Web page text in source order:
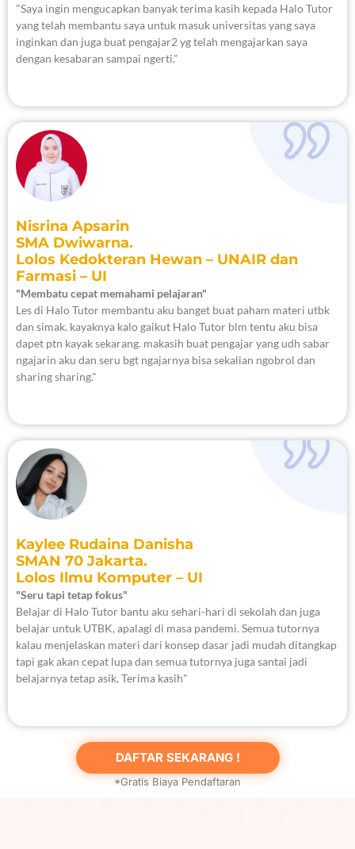
"Saya ingin mengucapkan banyak terima kasih kepada Halo Tutor
yang telah membantu saya untuk masuk universitas yang saya
inginkan dan juga buat pengajar2 yg telah mengajarkan saya
dengan kesabaran sampai ngerti."
Nisrina Apsarin
SMA Dwiwarna.
Lolos Kedokteran Hewan – UNAIR dan
Farmasi – UI
"Membatu cepat memahami pelajaran"
Les di Halo Tutor membantu aku banget buat paham materi utbk
dan simak. kayaknya kalo gaikut Halo Tutor blm tentu aku bisa
dapet ptn kayak sekarang. makasih buat pengajar yang udh sabar
ngajarin aku dan seru bgt ngajarnya bisa sekalian ngobrol dan
sharing sharing."
Kaylee Rudaina Danisha
SMAN 70 Jakarta.
Lolos Ilmu Komputer – UI
"Seru tapi tetap fokus"
Belajar di Halo Tutor bantu aku sehari-hari di sekolah dan juga
belajar untuk UTBK, apalagi di masa pandemi. Semua tutornya
kalau menjelaskan materi dari konsep dasar jadi mudah ditangkap
tapi gak akan cepat lupa dan semua tutornya juga santai jadi
belajarnya tetap asik, Terima kasih"
DAFTAR SEKARANG !
*Gratis Biaya Pendaftaran